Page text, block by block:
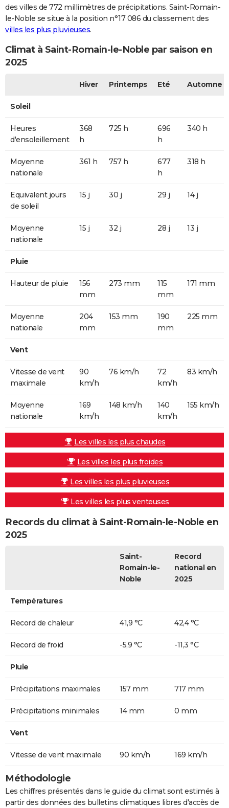
des villes de 772 millimètres de précipitations. Saint-Romain-
le-Noble se situe à la position n°17 086 du classement des
villes les plus pluvieuses.
Climat à Saint-Romain-le-Noble par saison en
2025
Hiver Printemps Eté Automne
Soleil
Heures
d'ensoleillement
368
h
725 h
696
h
340 h
Moyenne
nationale
361 h 757 h
677
h
318 h
Equivalent jours
de soleil
15 j 30 j 29 j 14 j
Moyenne
nationale
15 j 32 j 28 j 13 j
Pluie
Hauteur de pluie
156
mm
273 mm
115
mm
171 mm
Moyenne
nationale
204
mm
153 mm
190
mm
225 mm
Vent
Vitesse de vent
maximale
90
km/h
76 km/h
72
km/h
83 km/h
Moyenne
nationale
169
km/h
148 km/h
140
km/h
155 km/h
Les villes les plus chaudes
Les villes les plus froides
Les villes les plus pluvieuses
Les villes les plus venteuses
Records du climat à Saint-Romain-le-Noble en
2025
Saint-
Romain-le-
Noble
Record
national en
2025
Températures
Record de chaleur 41,9 °C 42,4 °C
Record de froid -5,9 °C -11,3 °C
Pluie
Précipitations maximales 157 mm 717 mm
Précipitations minimales 14 mm 0 mm
Vent
Vitesse de vent maximale 90 km/h 169 km/h
Méthodologie
Les chiffres présentés dans le guide du climat sont estimés à
partir des données des bulletins climatiques libres d'accès de